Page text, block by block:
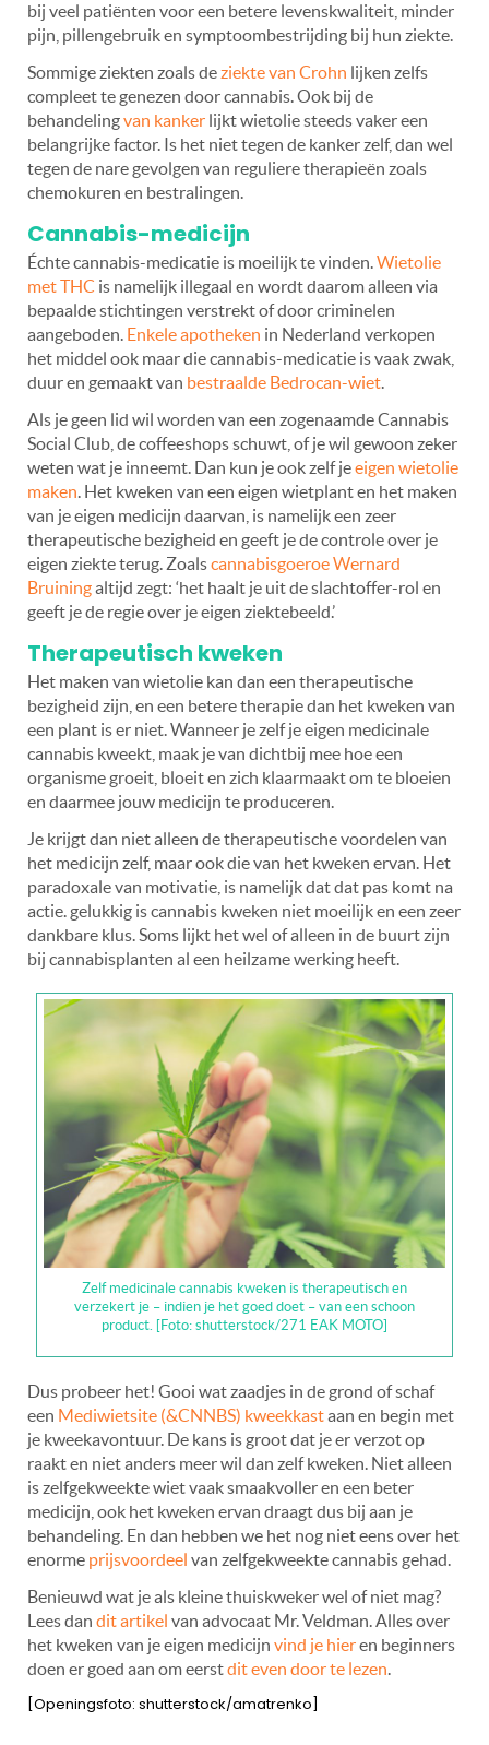
bij veel patiënten voor een betere levenskwaliteit, minder
pijn, pillengebruik en symptoombestrijding bij hun ziekte.
Sommige ziekten zoals deziekte van Crohn lijken zelfs
compleet te genezen door cannabis. Ook bij de
behandelingvan kanker lijkt wietolie steeds vaker een
belangrijke factor. Is het niet tegen de kanker zelf, dan wel
tegen de nare gevolgen van reguliere therapieën zoals
chemokuren en bestralingen.
Cannabis-medicijn
Échte cannabis-medicatie is moeilijk te vinden.Wietolie
met THC is namelijk illegaal en wordt daarom alleen via
bepaalde stichtingen verstrekt of door criminelen
aangeboden. Enkele apotheken in Nederland verkopen
het middel ook maar die cannabis-medicatie is vaak zwak,
duur en gemaakt van bestraalde Bedrocan-wiet.
Als je geen lid wil worden van een zogenaamde Cannabis
Social Club, de coffeeshops schuwt, of je wil gewoon zeker
weten wat je inneemt. Dan kun je ook zelf jeeigen wietolie
maken. Het kweken van een eigen wietplant en het maken
van je eigen medicijn daarvan, is namelijk een zeer
therapeutische bezigheid en geeft je de controle over je
eigen ziekte terug. Zoalscannabisgoeroe Wernard
Bruiningaltijd zegt: ‘het haalt je uit de slachtoffer-rol en
geeft je de regie over je eigen ziektebeeld.’
Therapeutisch kweken
Het maken van wietolie kan dan een therapeutische
bezigheid zijn, en een betere therapie dan het kweken van
een plant is er niet. Wanneer je zelf je eigen medicinale
cannabis kweekt, maak je van dichtbij mee hoe een
organisme groeit, bloeit en zich klaarmaakt om te bloeien
en daarmee jouw medicijn te produceren.
Je krijgt dan niet alleen de therapeutische voordelen van
het medicijn zelf, maar ook die van het kweken ervan. Het
paradoxale van motivatie, is namelijk dat dat pas komt na
actie. gelukkig is cannabis kweken niet moeilijk en een zeer
dankbare klus. Soms lijkt het wel of alleen in de buurt zijn
bij cannabisplanten al een heilzame werking heeft.
Zelf medicinale cannabis kweken is therapeutisch en
verzekert je – indien je het goed doet – van een schoon
product. [Foto: shutterstock/271 EAK MOTO]
Dus probeer het! Gooi wat zaadjes in de grond of schaf
een Mediwietsite (&CNNBS) kweekkastaan en begin met
je kweekavontuur. De kans is groot dat je er verzot op
raakt en niet anders meer wil dan zelf kweken. Niet alleen
is zelfgekweekte wiet vaak smaakvoller en een beter
medicijn, ook het kweken ervan draagt dus bij aan je
behandeling. En dan hebben we het nog niet eens over het
enorme prijsvoordeel van zelfgekweekte cannabis gehad.
Benieuwd wat je als kleine thuiskweker wel of niet mag?
Lees dan dit artikel van advocaat Mr. Veldman. Alles over
het kweken van je eigen medicijn vind je hieren beginners
doen er goed aan om eerstdit even door te lezen.
[Openingsfoto: shutterstock/amatrenko]